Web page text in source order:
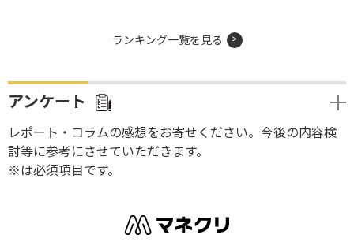
ランキング一覧を見る
アンケート
レポート・コラムの感想をお寄せください。今後の内容検
討等に参考にさせていただきます。
※は必須項目です。